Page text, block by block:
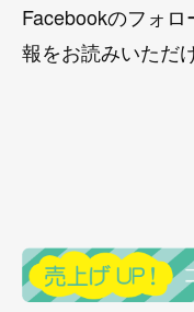
Facebookのフォ
報をお読みいただ